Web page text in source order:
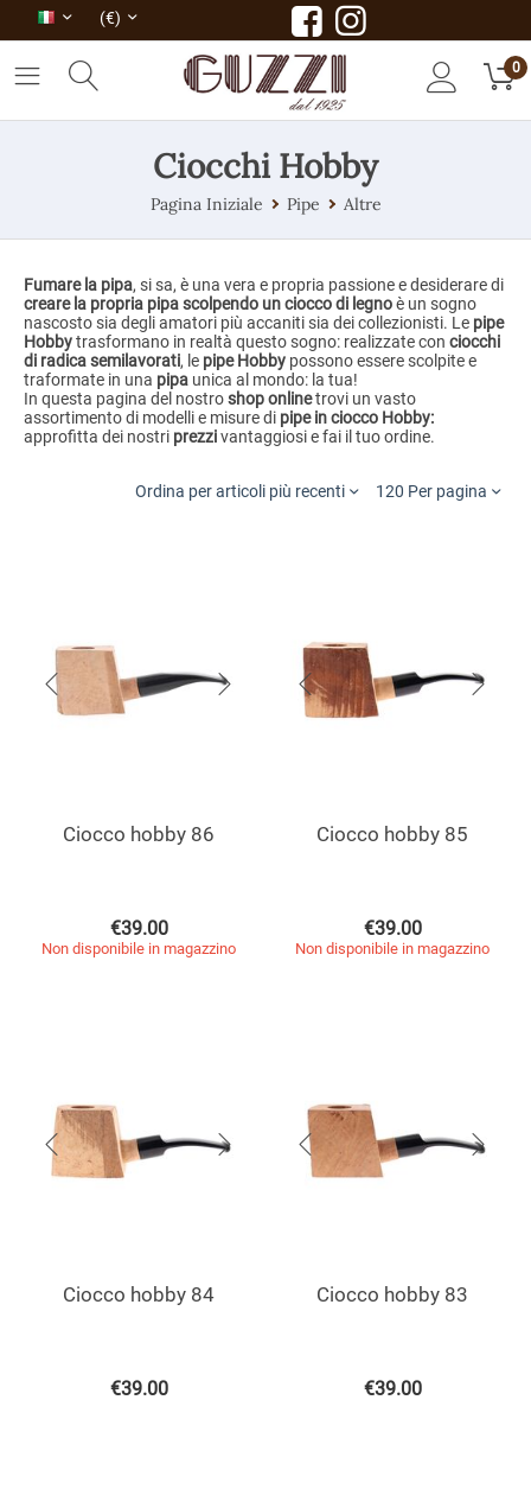
(€)
0
Ciocchi Hobby
Pagina Iniziale Pipe Altre
Fumare la pipa, si sa, è una vera e propria passione e desiderare di
creare la propria pipa scolpendo un ciocco di legnoè un sogno
nascosto sia degli amatori più accaniti sia dei collezionisti. Le pipe
Hobbytrasformano in realtà questo sogno: realizzate con ciocchi
di radica semilavorati, le pipe Hobby possono essere scolpite e
traformate in una pipa unica al mondo: la tua!
In questa pagina del nostroshop onlinetrovi un vasto
assortimento di modelli e misure di pipe in ciocco Hobby:
approfitta dei nostri prezzivantaggiosi e fai il tuo ordine.
Ordina per articoli più recenti 120 Per pagina
Ciocco hobby 86
€39.00
Non disponibile in magazzino
Ciocco hobby 85
€39.00
Non disponibile in magazzino
Ciocco hobby 84
€39.00
Ciocco hobby 83
€39.00